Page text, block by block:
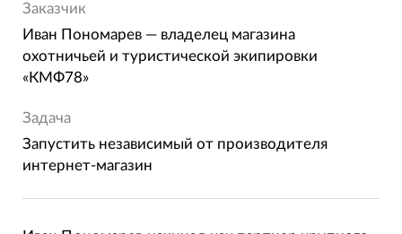
Заказчик
Иван Пономарев — владелец магазина
охотничьей и туристической экипировки
«КМФ78»
Задача
Запустить независимый от производителя
интернет-магазин